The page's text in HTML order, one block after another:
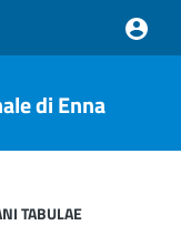
di Enna
TABULAE